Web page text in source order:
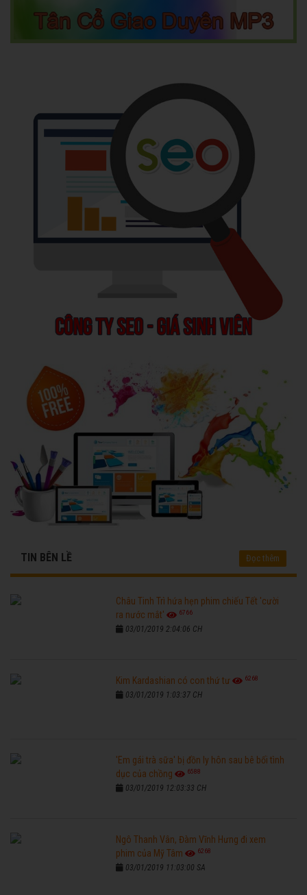
TIN BÊN LỀ Đọc thêm
Châu Tinh Trì hứa hẹn phim chiếu Tết 'cười
ra nước mắt'
6766
03/01/2019 2:04:06 CH
Kim Kardashian có con thứ tư 6268
03/01/2019 1:03:37 CH
'Em gái trà sữa' bị đồn ly hôn sau bê bối tình
dục của chồng
6588
03/01/2019 12:03:33 CH
Ngô Thanh Vân, Đàm Vĩnh Hưng đi xem
phim của Mỹ Tâm
6268
03/01/2019 11:03:00 SA